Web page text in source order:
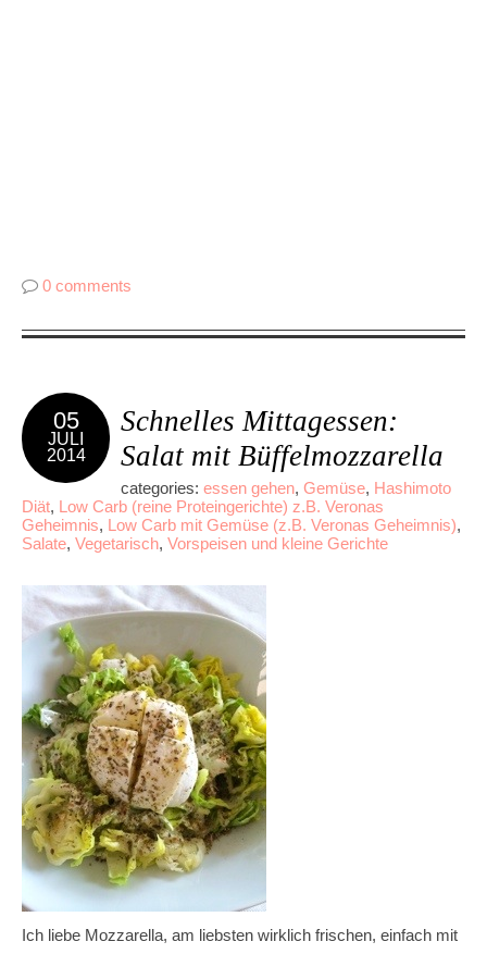
0 comments
05
JULI
2014
Schnelles Mittagessen:
Salat mit Büffelmozzarella
categories: essen gehen, Gemüse, Hashimoto
Diät, Low Carb (reine Proteingerichte) z.B. Veronas
Geheimnis, Low Carb mit Gemüse (z.B. Veronas Geheimnis),
Salate, Vegetarisch, Vorspeisen und kleine Gerichte
Ich liebe Mozzarella, am liebsten wirklich frischen, einfach mit